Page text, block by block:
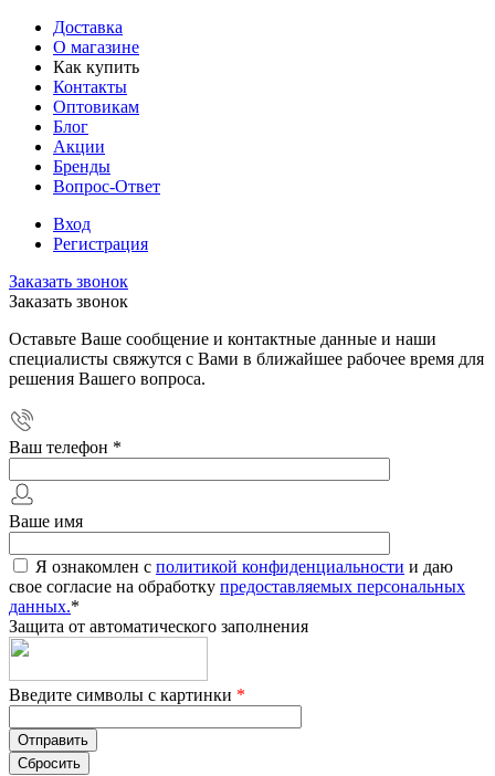
Доставка
О магазине
Как купить
Контакты
Оптовикам
Блог
Акции
Бренды
Вопрос-Ответ
Вход
Регистрация
Заказать звонок
Заказать звонок
Оставьте Ваше сообщение и контактные данные и наши
специалисты свяжутся с Вами в ближайшее рабочее время для
решения Вашего вопроса.
Ваш телефон *
Ваше имя
Я ознакомлен с политикой конфиденциальности и даю
свое согласие на обработку предоставляемых персональных
данных.*
Защита от автоматического заполнения
Введите символы с картинки *